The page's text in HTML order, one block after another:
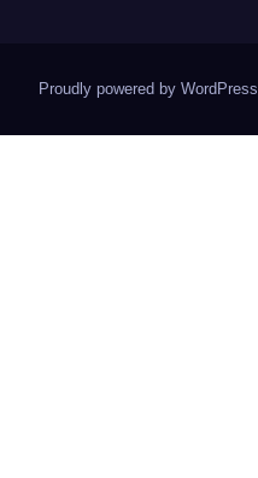
Proudly powered by WordPress